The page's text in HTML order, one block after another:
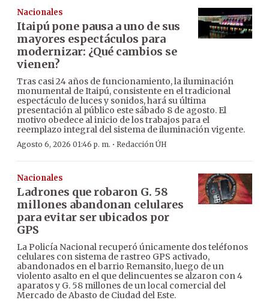
Nacionales
Itaipú pone pausa a uno de sus
mayores espectáculos para
modernizar: ¿Qué cambios se
vienen?
Tras casi 24 años de funcionamiento, la iluminación
monumental de Itaipú, consistente en el tradicional
espectáculo de luces y sonidos, hará su última
presentación al público este sábado 8 de agosto. El
motivo obedece al inicio de los trabajos para el
reemplazo integral del sistema de iluminación vigente.
Agosto 6, 2026 01:46 p. m. · Redacción ÚH
Nacionales
Ladrones que robaron G. 58
millones abandonan celulares
para evitar ser ubicados por
GPS
La Policía Nacional recuperó únicamente dos teléfonos
celulares con sistema de rastreo GPS activado,
abandonados en el barrio Remansito, luego de un
violento asalto en el que delincuentes se alzaron con 4
aparatos y G. 58 millones de un local comercial del
Mercado de Abasto de Ciudad del Este.